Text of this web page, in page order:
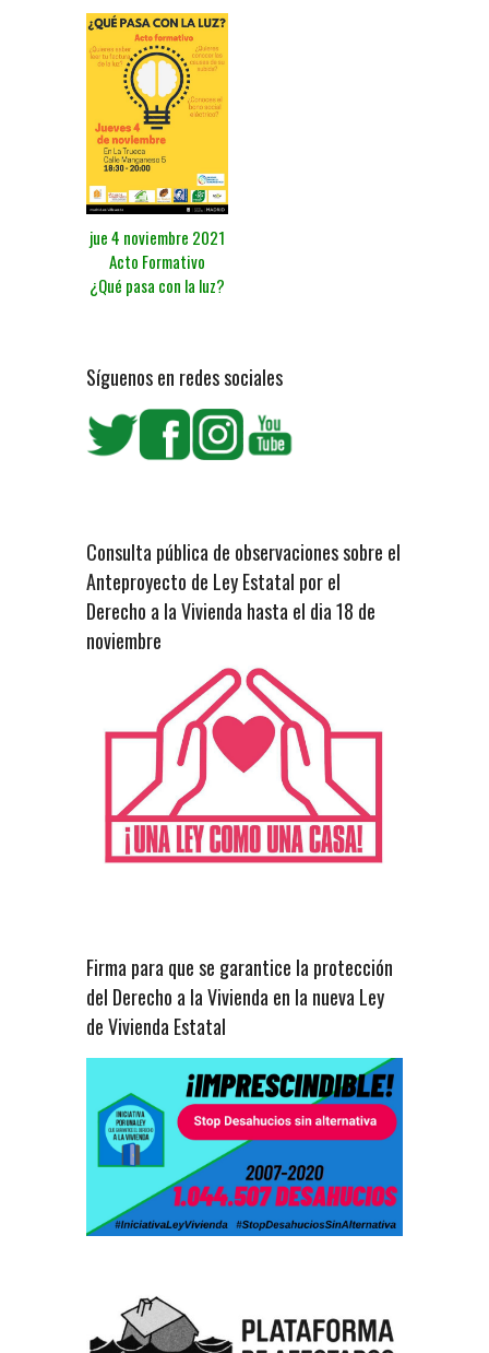
jue 4 noviembre 2021
Acto Formativo
¿Qué pasa con la luz?
Síguenos en redes sociales
Consulta pública de observaciones sobre el
Anteproyecto de Ley Estatal por el
Derecho a la Vivienda hasta el dia 18 de
noviembre
Firma para que se garantice la protección
del Derecho a la Vivienda en la nueva Ley
de Vivienda Estatal